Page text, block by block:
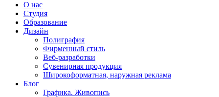
О нас
Студия
Образование
Дизайн
Полиграфия
Фирменный стиль
Веб-разработки
Сувенирная продукция
Широкоформатная, наружная реклама
Блог
Графика. Живопись